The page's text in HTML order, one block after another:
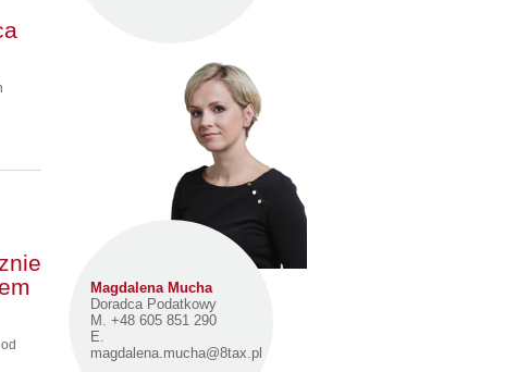
Magdalena Mucha
Doradca Podatkowy
M. +48 605 851 290
E.
magdalena.mucha@8tax.pl